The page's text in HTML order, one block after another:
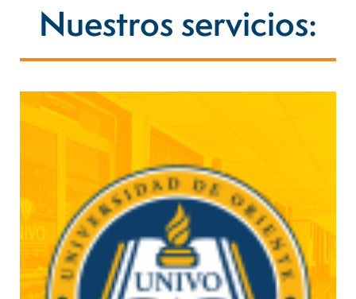
Nuestros servicios: